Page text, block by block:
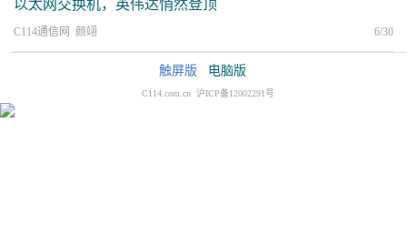
以太网交换机，英伟达悄然登顶
C114通信网 颜翊 6/30
触屏版 电脑版
C114.com.cn 沪ICP备12002291号